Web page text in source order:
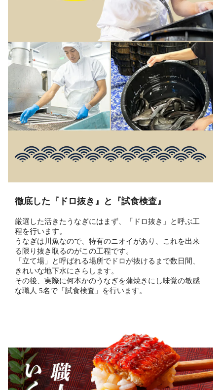
徹底した『ドロ抜き』と『試食検査』
厳選した活きたうなぎにはまず、「ドロ抜き」と呼ぶ工
程を行います。
うなぎは川魚なので、特有のニオイがあり、これを出来
る限り抜き取るのがこの工程です。
「立て場」と呼ばれる場所でドロが抜けるまで数日間、
きれいな地下水にさらします。
その後、実際に何本かのうなぎを蒲焼きにし味覚の敏感
な職人 5名で「試食検査」を行います。